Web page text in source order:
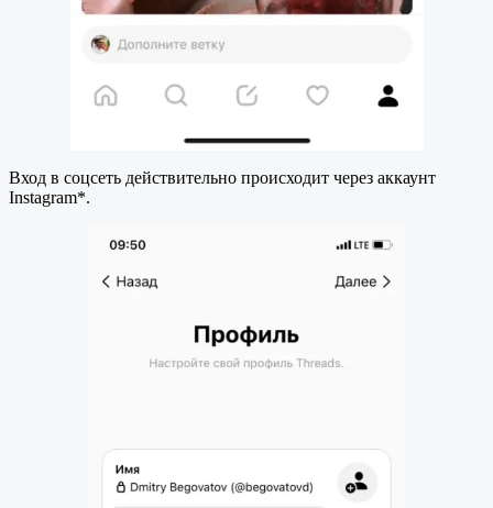
Вход в соцсеть действительно происходит через аккаунт
Instagram*.